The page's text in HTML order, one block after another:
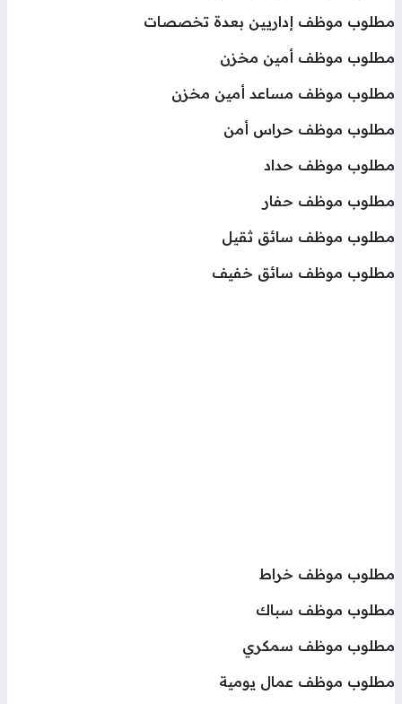
موظف إداريين بعدة تخصصات
موظف أمين مخزن
موظف مساعد أمين مخزن
موظف حراس أمن
موظف حداد
موظف حفار
موظف سائق ثقيل
موظف سائق خفيف
موظف خراط
موظف سباك
موظف سمكري
موظف عمال يومية